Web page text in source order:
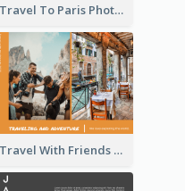
Travel To Paris Photo Book
Travel With Friends Photo Book